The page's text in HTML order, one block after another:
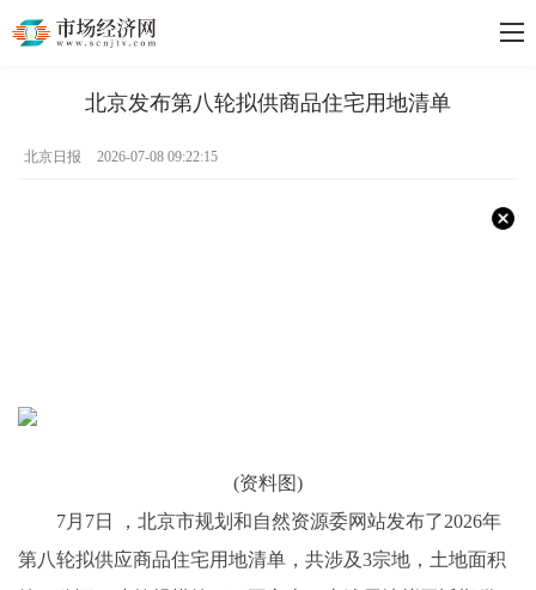
北京发布第八轮拟供商品住宅用地清单
北京日报 2026-07-08 09:22:15
(资料图)
7月7日 ，北京市规划和自然资源委网站发布了2026年
第八轮拟供应商品住宅用地清单，共涉及3宗地，土地面积